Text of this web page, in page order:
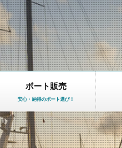
ボート販売
安心・納得のボート選び！